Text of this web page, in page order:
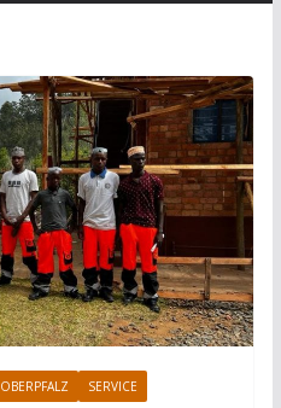
OBERPFALZ
SERVICE